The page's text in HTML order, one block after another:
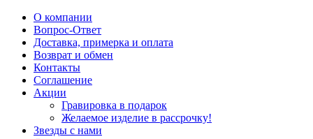
О компании
Вопрос-Ответ
Доставка, примерка и оплата
Возврат и обмен
Контакты
Соглашение
Акции
Гравировка в подарок
Желаемое изделие в рассрочку!
Звезды с нами